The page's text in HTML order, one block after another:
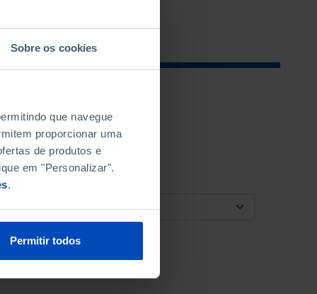
Sobre os cookies
que navegue
proporcionar uma
de produtos e
em "Personalizar".
.
Permitir todos
ORDENAR POR